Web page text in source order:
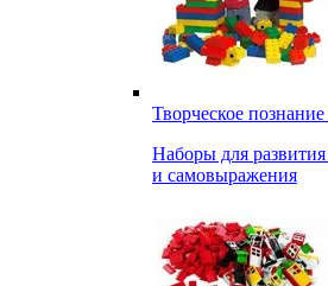
Творческое
Наборы для
и самовыражения